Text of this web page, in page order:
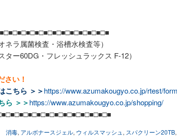
ネラ属菌検査・浴槽水検査等）
ター60DG・フレッシュラックス F-12）
さい！
こちら ＞＞https://www.azumakougyo.co.jp/rtest/
ら ＞＞https://www.azumakougyo.co.jp/shopping/
消毒, アルボナースジェル, ウィルスマッシュ , スパクリーン20TB,